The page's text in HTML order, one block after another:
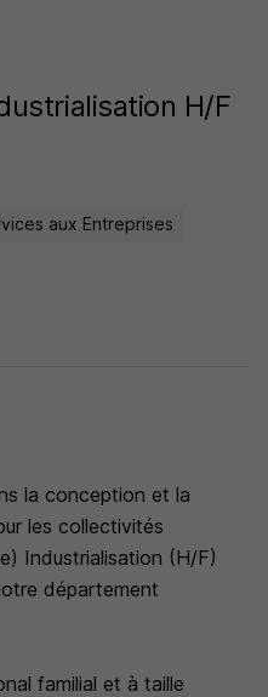
H/F
aux Entreprises
la conception et la
les collectivités
Industrialisation (H/F)
département
familial et à taille